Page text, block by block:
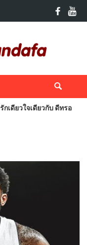
เดียวใจเดียวกับ ดีทรอ